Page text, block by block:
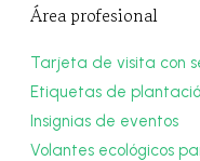
Área profesional
Tarjeta de visita con
Etiquetas de
Insignias de eventos
Volantes ecológicos